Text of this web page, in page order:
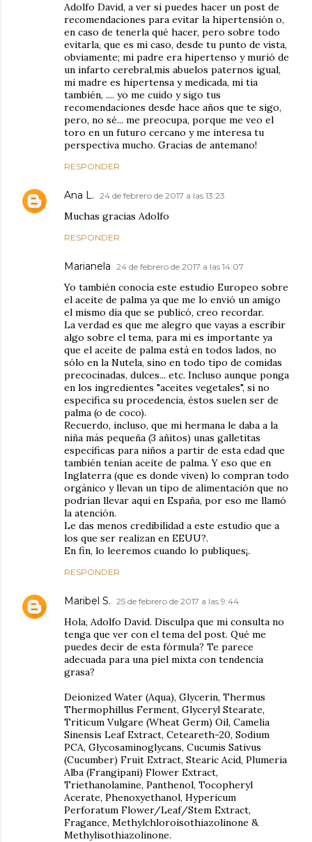
Adolfo David, a ver si puedes hacer un post de
recomendaciones para evitar la hipertensión o,
en caso de tenerla qué hacer, pero sobre todo
evitarla, que es mi caso, desde tu punto de vista,
obviamente; mi padre era hipertenso y murió de
un infarto cerebral,mis abuelos paternos igual,
mi madre es hipertensa y medicada, mi tia
también, .... yo me cuido y sigo tus
recomendaciones desde hace años que te sigo,
pero, no sé... me preocupa, porque me veo el
toro en un futuro cercano y me interesa tu
perspectiva mucho. Gracias de antemano!
RESPONDER
Ana L. 24 de febrero de 2017 a las 13:23
Muchas gracias Adolfo
RESPONDER
Marianela 24 de febrero de 2017 a las 14:07
Yo también conocía este estudio Europeo sobre
el aceite de palma ya que me lo envió un amigo
el mismo día que se publicó, creo recordar.
La verdad es que me alegro que vayas a escribir
algo sobre el tema, para mi es importante ya
que el aceite de palma está en todos lados, no
sólo en la Nutela, sino en todo tipo de comidas
precocinadas, dulces... etc. Incluso aunque ponga
en los ingredientes "aceites vegetales", si no
especifica su procedencia, éstos suelen ser de
palma (o de coco).
Recuerdo, incluso, que mi hermana le daba a la
niña más pequeña (3 añitos) unas galletitas
específicas para niños a partir de esta edad que
también tenían aceite de palma. Y eso que en
Inglaterra (que es donde viven) lo compran todo
orgánico y llevan un tipo de alimentación que no
podrían llevar aquí en España, por eso me llamó
la atención.
Le das menos credibilidad a este estudio que a
los que ser realizan en EEUU?.
En fin, lo leeremos cuando lo publiques¡.
RESPONDER
Maribel S. 25 de febrero de 2017 a las 9:44
Hola, Adolfo David. Disculpa que mi consulta no
tenga que ver con el tema del post. Qué me
puedes decir de esta fórmula? Te parece
adecuada para una piel mixta con tendencia
grasa?
Deionized Water (Aqua), Glycerin, Thermus
Thermophillus Ferment, Glyceryl Stearate,
Triticum Vulgare (Wheat Germ) Oil, Camelia
Sinensis Leaf Extract, Ceteareth-20, Sodium
PCA, Glycosaminoglycans, Cucumis Sativus
(Cucumber) Fruit Extract, Stearic Acid, Plumeria
Alba (Frangipani) Flower Extract,
Triethanolamine, Panthenol, Tocopheryl
Acerate, Phenoxyethanol, Hypericum
Perforatum Flower/Leaf/Stem Extract,
Fragance, Methylchloroisothiazolinone &
Methylisothiazolinone.